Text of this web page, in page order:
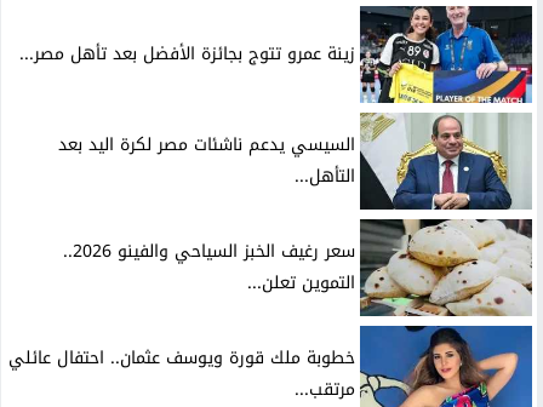
زينة عمرو تتوج بجائزة الأفضل بعد تأهل مصر...
السيسي يدعم ناشئات مصر لكرة اليد بعد
التأهل...
سعر رغيف الخبز السياحي والفينو 2026..
التموين تعلن...
خطوبة ملك قورة ويوسف عثمان.. احتفال عائلي
مرتقب...